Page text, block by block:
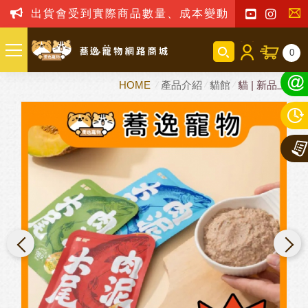
出貨會受到實際商品數量、成本變動之影響，我司
聯
我
們
0
HOME 產品介紹 貓館 貓 | 新品上市